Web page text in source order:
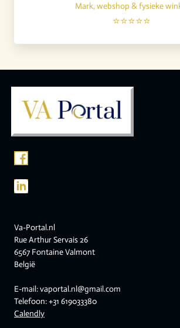
Mark, webshop & fysieke
⭐⭐⭐⭐⭐
Va-Portal.nl
Rue Arthur Servais 26
6567 Fontaine Valmont
België
E-mail: vaportal.nl@gmail.com
Telefoon: +31 619033380
Calendly